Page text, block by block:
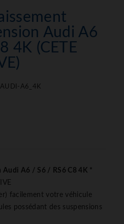
Audi A6
4K (CETE
A6_4K
Audi A6 / S6 / RS6 C8 4K *
facilement votre véhicule
possédant des suspensions